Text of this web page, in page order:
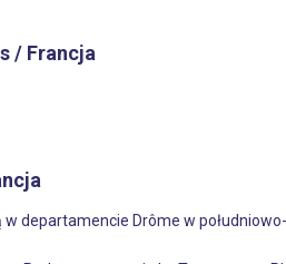
/ Francja
departamencie Drôme w